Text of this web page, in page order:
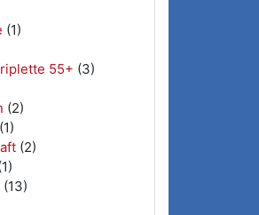
(1)
55+ (3)
(2)
(1)
(2)
(13)